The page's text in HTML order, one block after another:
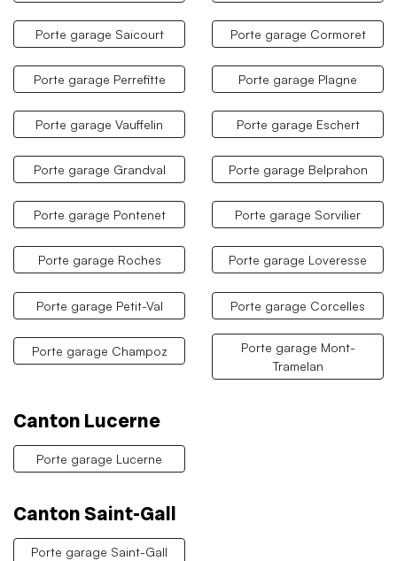
Porte garage Saicourt Porte garage Cormoret
Porte garage Perrefitte Porte garage Plagne
Porte garage Vauffelin Porte garage Eschert
Porte garage Grandval Porte garage Belprahon
Porte garage Pontenet Porte garage Sorvilier
Porte garage Roches Porte garage Loveresse
Porte garage Petit-Val Porte garage Corcelles
Porte garage Champoz
Porte garage Mont-
Tramelan
Canton Lucerne
Porte garage Lucerne
Canton Saint-Gall
Porte garage Saint-Gall